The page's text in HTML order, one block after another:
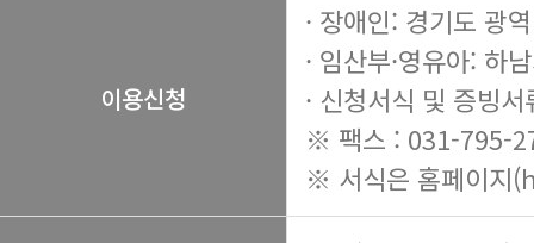
이용신청
· 장애인: 경기도 광
· 임산부·영유아:
· 신청서식 및 증빙
※ 팩스 : 031-795-
※ 서식은 홈페이지(